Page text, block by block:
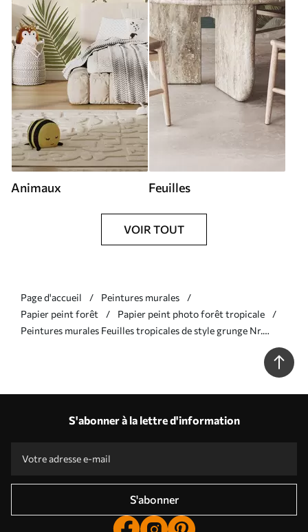
Animaux Feuilles
VOIR TOUT
Page d'accueil
Peintures murales
Papier peint forêt
Papier peint photo forêt tropicale
Peintures murales Feuilles tropicales de style grunge Nr.
S'abonner à la lettre d'information
S'abonner